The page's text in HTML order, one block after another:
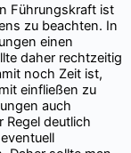
Führungskraft ist
zu beachten. In
einen
daher rechtzeitig
noch Zeit ist,
einfließen zu
auch
Regel deutlich